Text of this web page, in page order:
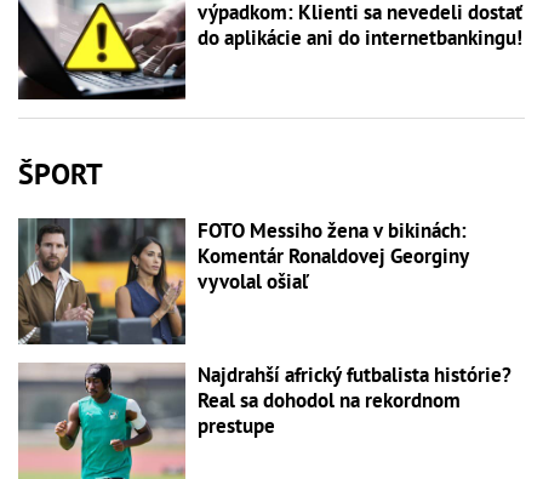
výpadkom: Klienti sa nevedeli dostať
do aplikácie ani do internetbankingu!
ŠPORT
FOTO Messiho žena v bikinách:
Komentár Ronaldovej Georginy
vyvolal ošiaľ
Najdrahší africký futbalista histórie?
Real sa dohodol na rekordnom
prestupe